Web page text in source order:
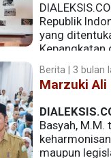
Republik
yang
Kepangkatan
daerah yang
dimensi politik
Berita | 3 bulan
Marzuki Ali
Basyah,
maupun